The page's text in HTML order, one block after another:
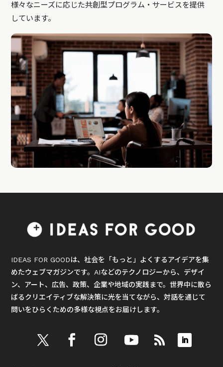
様々なニーズに応じた共創型プログラム・サービスを提供
しています。
IDEAS FOR GOODは、社会を「もっと」よくするアイデアを集
めたウェブマガジンです。AIなどのテクノロジーから、デザイ
ン、アート、広告、政策、企業や地域の実践まで。世界中に散ら
ばるクリエイティブな解決策に光を当てながら、対話を通じて
問いをひらくための多様な視点をお届けします。